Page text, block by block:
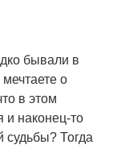
бывали в
о
в этом
и наконец-то
судьбы? Тогда